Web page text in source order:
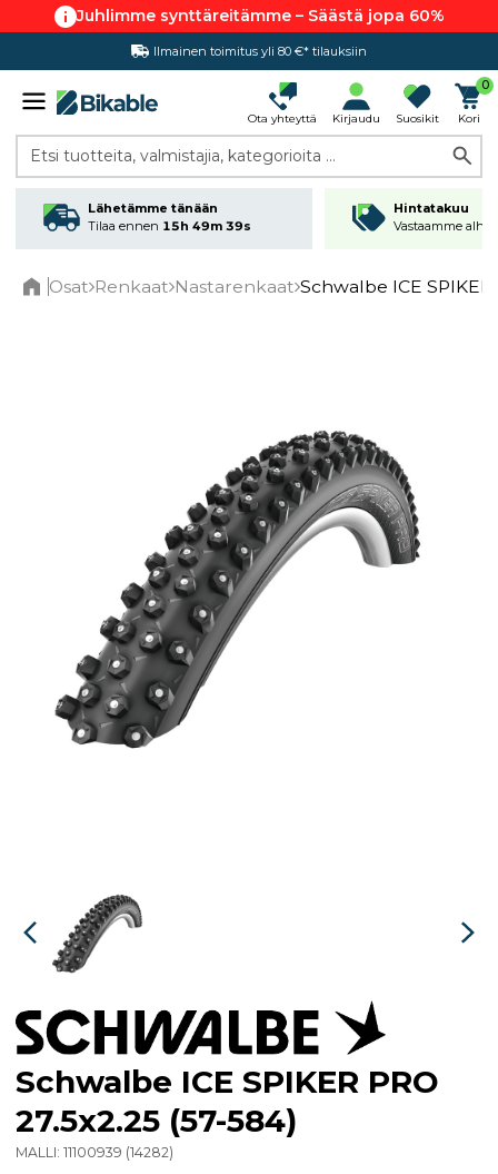
Juhlimme synttäreitämme – Säästä jopa 60%
Ilmainen toimitus yli 80 €* tilauksiin
Hintatakuu
Ota yhteyttä Kirjaudu Suosikit
0
Kori
Etsi tuotteita, valmistajia, kategorioita ...
Lähetämme tänään
Tilaa ennen 15h 49m 39s
Hintatakuu
Vastaamme
Osat Renkaat Nastarenkaat Schwalbe ICE SPIKER
Schwalbe ICE SPIKER PRO
27.5x2.25 (57-584)
MALLI: 11100939 (14282)